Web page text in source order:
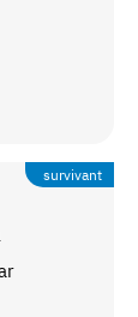
survivant